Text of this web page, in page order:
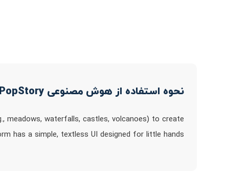
نحوه استفاده از هوش مصنوعی PopStory!!
meadows, waterfalls, castles, volcanoes) to create
has a simple, textless UI designed for little hands